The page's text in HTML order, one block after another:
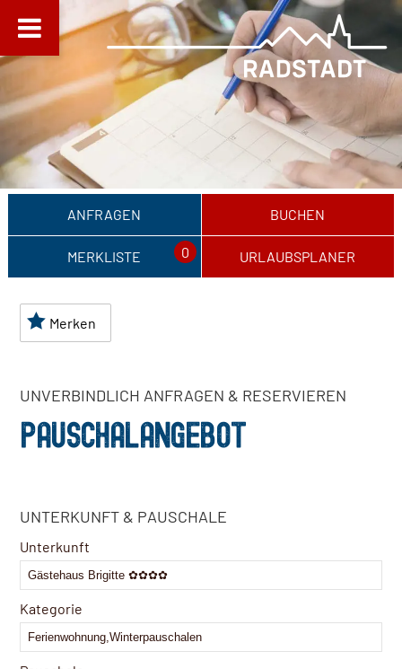
ANFRAGEN BUCHEN
MERKLISTE 0 URLAUBSPLANER
Merken
UNVERBINDLICH ANFRAGEN & RESERVIEREN
PAUSCHALANGEBOT
UNTERKUNFT & PAUSCHALE
Unterkunft
Kategorie